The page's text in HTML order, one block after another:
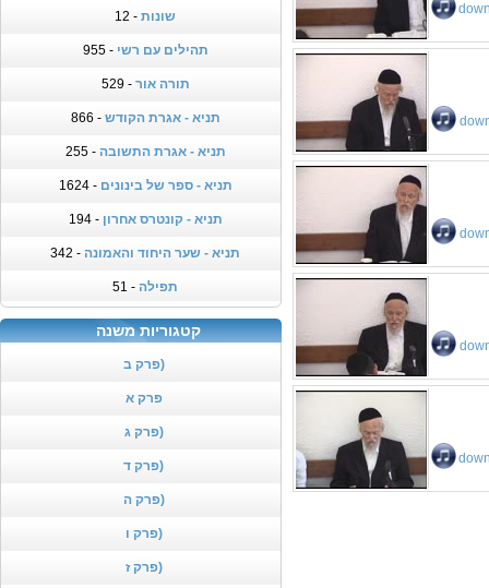
שונות - 12
תהילים עם רשי - 955
תורה אור - 529
תניא - אגרת הקודש - 866
תניא - אגרת התשובה - 255
תניא - ספר של בינונים - 1624
תניא - קונטרס אחרון - 194
תניא - שער היחוד והאמונה - 342
תפילה - 51
קטגוריות משנה
פרק ב)
פרק א
פרק ג)
פרק ד)
פרק ה)
פרק ו)
פרק ז)